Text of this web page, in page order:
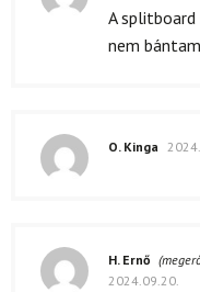
A
nem
O. Kinga
H. Ernő
2024.09.20.